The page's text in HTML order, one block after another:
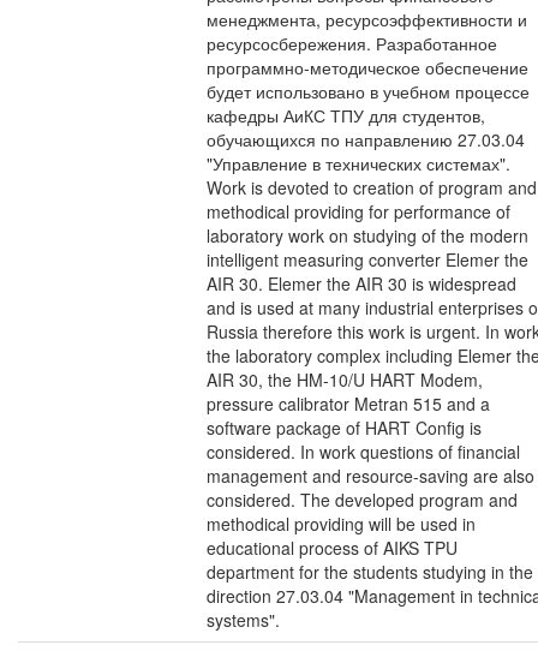
менеджмента, ресурсоэффективности и
ресурсосбережения. Разработанное
программно-методическое обеспечение
будет использовано в учебном процессе
кафедры АиКС ТПУ для студентов,
обучающихся по направлению 27.03.04
"Управление в технических системах".
Work is devoted to creation of program and
methodical providing for performance of
laboratory work on studying of the modern
intelligent measuring converter Elemer the
AIR 30. Elemer the AIR 30 is widespread
and is used at many industrial enterprises
Russia therefore this work is urgent. In
the laboratory complex including Elemer
AIR 30, the HM-10/U HART Modem,
pressure calibrator Metran 515 and a
software package of HART Config is
considered. In work questions of financial
management and resource-saving are also
considered. The developed program and
methodical providing will be used in
educational process of AIKS TPU
department for the students studying in the
direction 27.03.04 "Management in
systems".